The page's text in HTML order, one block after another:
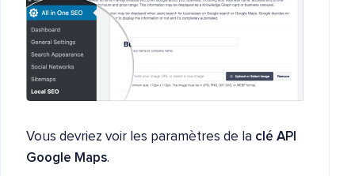
Vous devriez voir les paramètres de la clé API
Google Maps.